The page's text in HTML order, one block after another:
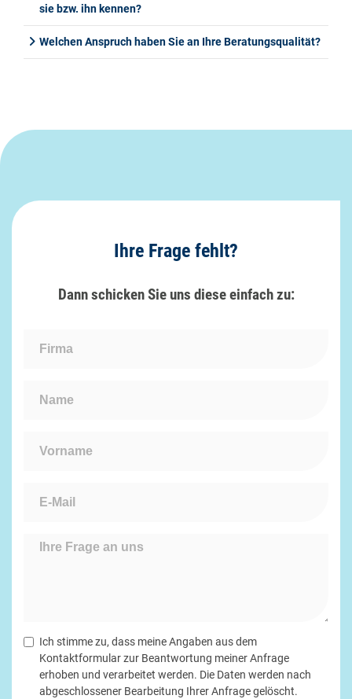
sie bzw. ihn kennen?
Welchen Anspruch haben Sie an Ihre Beratungsqualität?
Ihre Frage fehlt?
Dann schicken Sie uns diese einfach zu:
Ihre Frage an uns*
Datenschutz:*
Ich stimme zu, dass meine Angaben aus dem
Kontaktformular zur Beantwortung meiner Anfrage
erhoben und verarbeitet werden. Die Daten werden nach
abgeschlossener Bearbeitung Ihrer Anfrage gelöscht.